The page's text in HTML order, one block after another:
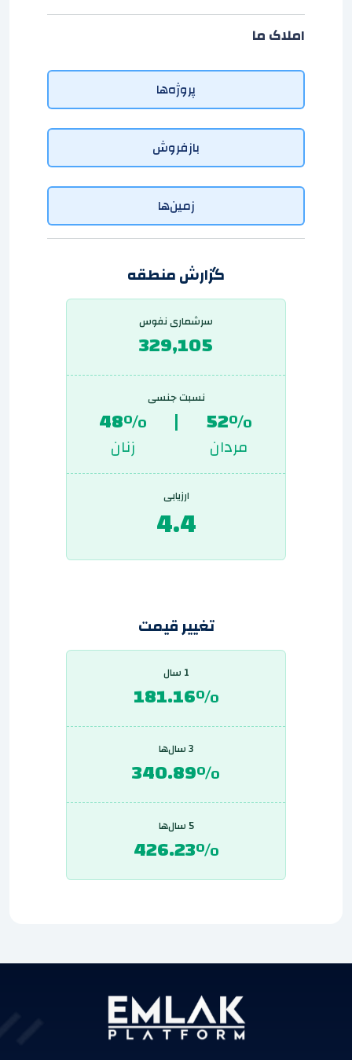
املاک ما
پروژه‌ها
بازفروش
زمین‌ها
گزارش منطقه
سرشماری نفوس
329,105
نسبت جنسی
52%
مردان
|
48%
زنان
ارزیابی
4.4
تغییر قیمت
1 سال
181.16%
3 سال‌ها
340.89%
5 سال‌ها
426.23%